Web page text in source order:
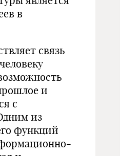
в
связь
и
с
из
функций